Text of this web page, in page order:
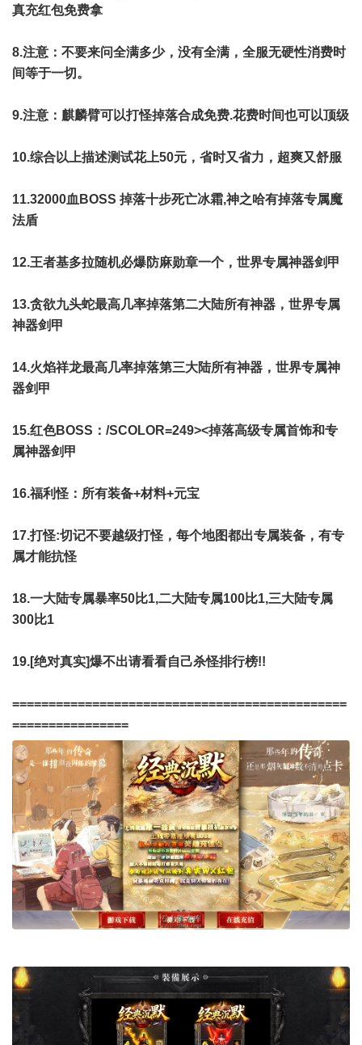
真充红包免费拿
8.注意：不要来问全满多少，没有全满，全服无硬性消费时
间等于一切。
9.注意：麒麟臂可以打怪掉落合成免费.花费时间也可以顶级
10.综合以上描述测试花上50元，省时又省力，超爽又舒服
11.32000血BOSS 掉落十步死亡冰霜,神之哈有掉落专属魔
法盾
12.王者基多拉随机必爆防麻勋章一个，世界专属神器剑甲
13.贪欲九头蛇最高几率掉落第二大陆所有神器，世界专属
神器剑甲
14.火焰祥龙最高几率掉落第三大陆所有神器，世界专属神
器剑甲
15.红色BOSS：/SCOLOR=249><掉落高级专属首饰和专
属神器剑甲
16.福利怪：所有装备+材料+元宝
17.打怪:切记不要越级打怪，每个地图都出专属装备，有专
属才能抗怪
18.一大陆专属暴率50比1,二大陆专属100比1,三大陆专属
300比1
19.[绝对真实]爆不出请看看自己杀怪排行榜!!
==============================================
================